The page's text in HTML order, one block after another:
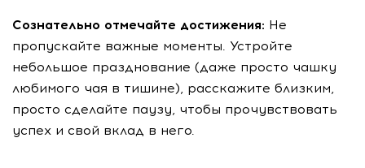
Сознательно отмечайте достижения: Не
пропускайте важные моменты. Устройте
небольшое празднование (даже просто чашку
любимого чая в тишине), расскажите близким,
просто сделайте паузу, чтобы прочувствовать
успех и свой вклад в него.